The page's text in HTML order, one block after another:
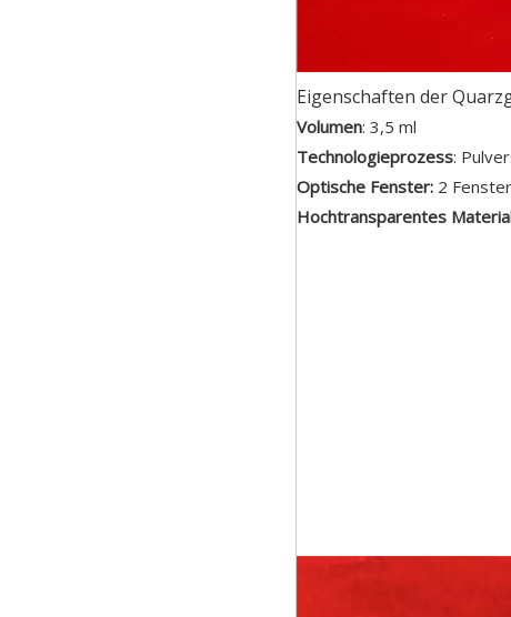
Eigenschaften der
Volumen: 3,5 ml
Technologieprozess:
Optische Fenster: 2 Fenster
Hochtransparentes